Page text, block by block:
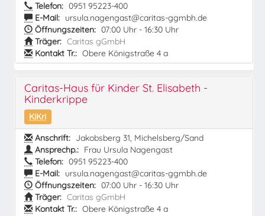
Telefon: 0951 95223-400
E-Mail: ursula.nagengast@caritas-ggmbh.de
Öffnungszeiten: 07:00 Uhr - 16:30 Uhr
Träger: Caritas gGmbH
Kontakt Tr.: Obere Königstraße 4 a
Caritas-Haus für Kinder St. Elisabeth -
Kinderkrippe
KiKri
Anschrift: Jakobsberg 31, Michelsberg/Sand
Ansprechp.: Frau Ursula Nagengast
Telefon: 0951 95223-400
E-Mail: ursula.nagengast@caritas-ggmbh.de
Öffnungszeiten: 07:00 Uhr - 16:30 Uhr
Träger: Caritas gGmbH
Kontakt Tr.: Obere Königstraße 4 a